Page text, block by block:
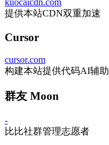
kuocaicdn.com
提供本站CDN双重加速
Cursor
cursor.com
构建本站提供代码AI辅助
群友 Moon
-
比比社群管理志愿者